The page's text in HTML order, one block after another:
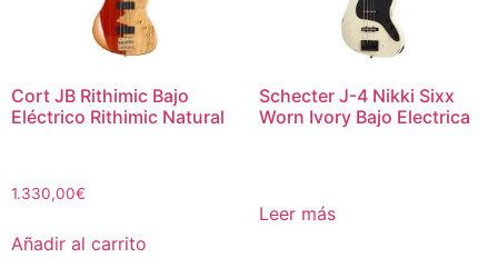
Cort JB Rithimic Bajo
Eléctrico Rithimic Natural
1.330,00€
Añadir al carrito
Schecter J-4 Nikki Sixx
Worn Ivory Bajo Electrica
Leer más